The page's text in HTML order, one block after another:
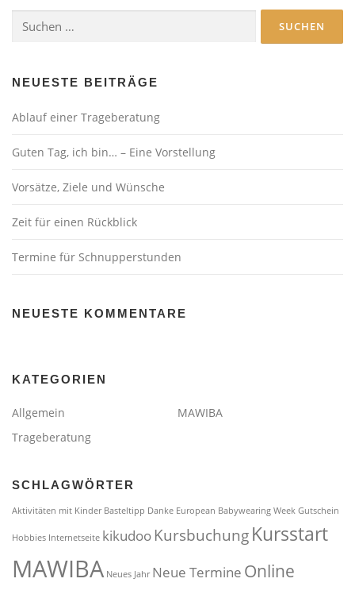
nach:
NEUESTE BEITRÄGE
Ablauf einer Trageberatung
Guten Tag, ich bin… – Eine Vorstellung
Vorsätze, Ziele und Wünsche
Zeit für einen Rückblick
Termine für Schnupperstunden
NEUESTE KOMMENTARE
KATEGORIEN
Allgemein
MAWIBA
Trageberatung
SCHLAGWÖRTER
Aktivitäten mit Kinder Basteltipp Danke European Babywearing Week Gutschein
Hobbies Internetseite kikudoo KursbuchungKursstart
MAWIBA Neues Jahr Neue Termine Online